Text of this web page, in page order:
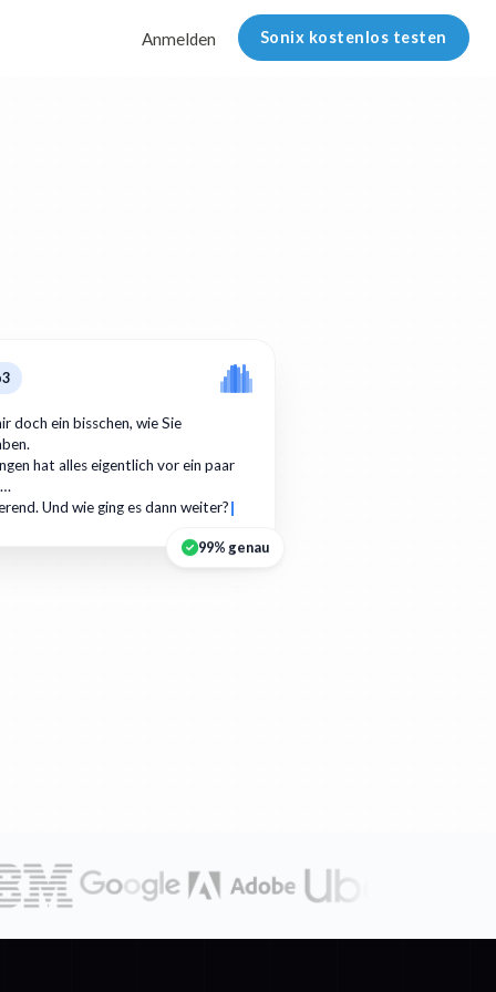
Anmelden Sonix kostenlos testen
doch ein bisschen, wie Sie
hat alles eigentlich vor ein paar
Und wie ging es dann weiter?
99% genau